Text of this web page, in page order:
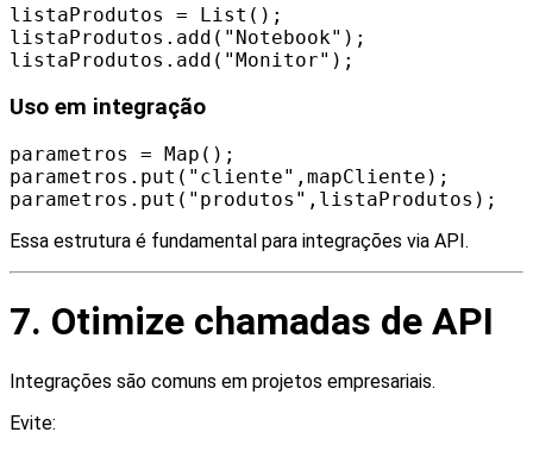
listaProdutos = List();
listaProdutos.add("Notebook");
listaProdutos.add("Monitor");
Uso em integração
parametros = Map();
parametros.put("cliente",mapCliente);
parametros.put("produtos",listaProdutos);
Essa estrutura é fundamental para integrações via API.
7. Otimize chamadas de API
Integrações são comuns em projetos empresariais.
Evite: